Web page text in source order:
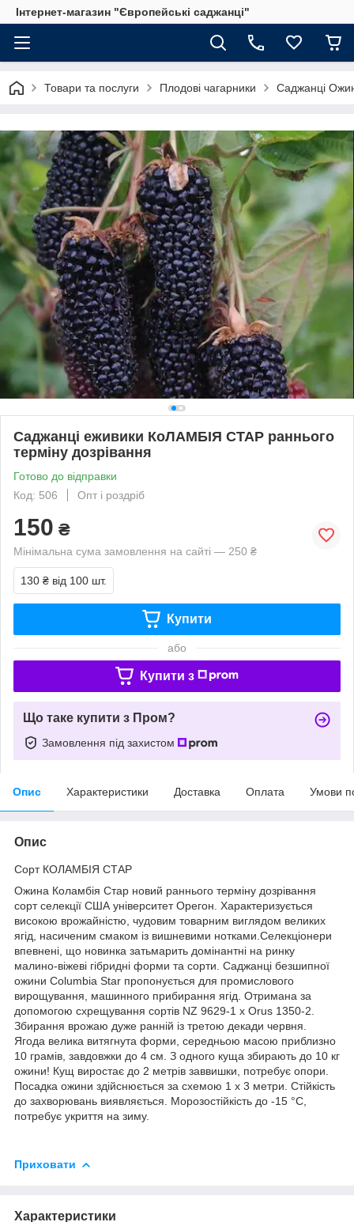
Інтернет-магазин "Європейські саджанці"
Товари та послуги Плодові чагарники Саджанці
Саджанці еживики КоЛАМБІЯ СТАР раннього
терміну дозрівання
Готово до відправки
Код: 506
Опт і роздріб
150 ₴
Мінімальна сума замовлення на сайті — 250 ₴
130 ₴ від 100 шт.
Купити
або
Купити з
Що таке купити з Пром?
Замовлення під захистом
Опис Характеристики Доставка Оплата Умови
Опис
Сорт КОЛАМБІЯ СТАР
Ожина Коламбія Стар новий раннього терміну дозрівання
сорт селекції США університет Орегон. Характеризується
високою врожайністю, чудовим товарним виглядом великих
ягід, насиченим смаком із вишневими нотками.Селекціонери
впевнені, що новинка затьмарить домінантні на ринку
малино-віжеві гібридні форми та сорти. Саджанці безшипної
ожини Columbia Star пропонується для промислового
вирощування, машинного прибирання ягід. Отримана за
допомогою схрещування сортів NZ 9629-1 x Orus 1350-2.
Збирання врожаю дуже ранній із третою декади червня.
Ягода велика витягнута форми, середньою масою приблизно
10 грамів, завдовжки до 4 см. З одного куща збирають до 10 кг
ожини! Кущ виростає до 2 метрів заввишки, потребує опори.
Посадка ожини здійснюється за схемою 1 х 3 метри. Стійкість
до захворювань виявляється. Морозостійкість до -15 °C,
потребує укриття на зиму.
Приховати
Характеристики